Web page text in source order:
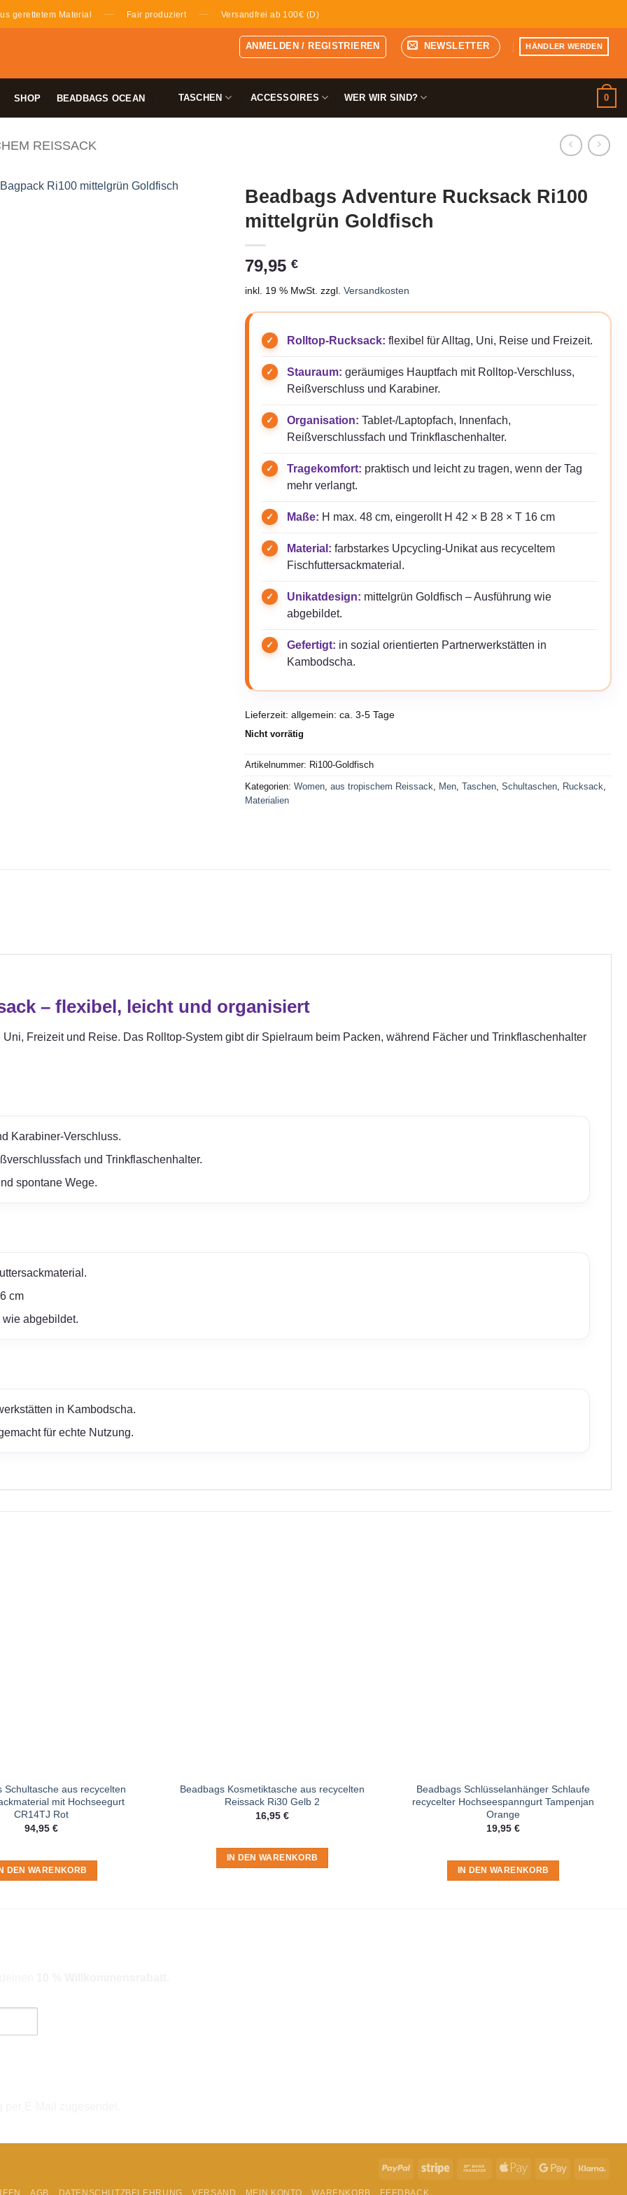
gerettetem Material — Fair produziert — Versandfrei ab 100€ (D)
ANMELDEN / REGISTRIEREN NEWSLETTER HÄNDLER WERDEN
SHOP BEADBAGS OCEAN TASCHEN ACCESSOIRES WER WIR SIND? 0
REISSACK
Beadbags Adventure Rucksack Ri100
mittelgrün Goldfisch
79,95 €
inkl. 19 % MwSt. zzgl. Versandkosten
Rolltop-Rucksack: flexibel für Alltag, Uni, Reise und Freizeit.
Stauraum: geräumiges Hauptfach mit Rolltop-Verschluss,
Reißverschluss und Karabiner.
Organisation: Tablet-/Laptopfach, Innenfach,
Reißverschlussfach und Trinkflaschenhalter.
Tragekomfort: praktisch und leicht zu tragen, wenn der Tag
mehr verlangt.
Maße: H max. 48 cm, eingerollt H 42 × B 28 × T 16 cm
Material: farbstarkes Upcycling-Unikat aus recyceltem
Fischfuttersackmaterial.
Unikatdesign: mittelgrün Goldfisch – Ausführung wie
abgebildet.
Gefertigt: in sozial orientierten Partnerwerkstätten in
Kambodscha.
Lieferzeit: allgemein: ca. 3-5 Tage
Nicht vorrätig
Artikelnummer: Ri100-Goldfisch
Kategorien: Women, aus tropischem Reissack Men, Taschen, Schultaschen, Rucksack
Materialien
– flexibel, leicht und organisiert
Freizeit und Reise. Das Rolltop-System gibt dir Spielraum beim Packen, während Fächer und Trinkflaschenhalter
Karabiner-Verschluss.
und Trinkflaschenhalter.
spontane Wege.
cm
wie abgebildet.
in Kambodscha.
für echte Nutzung.
Schultasche aus recycelten
mit Hochseegurt
CR14TJ Rot
94,95 €
IN DEN WARENKORB
Beadbags Kosmetiktasche aus recycelten
Reissack Ri30 Gelb 2
16,95 €
IN DEN WARENKORB
Beadbags Schlüsselanhänger Schlaufe
recycelter Hochseespanngurt Tampenjan
Orange
19,95 €
IN DEN WARENKORB
PayPal Stripe
Bank
Apple
Google
AGB DATENSCHUTZBELEHRUNG VERSAND MEIN KONTO WARENKORB FEEDBACK